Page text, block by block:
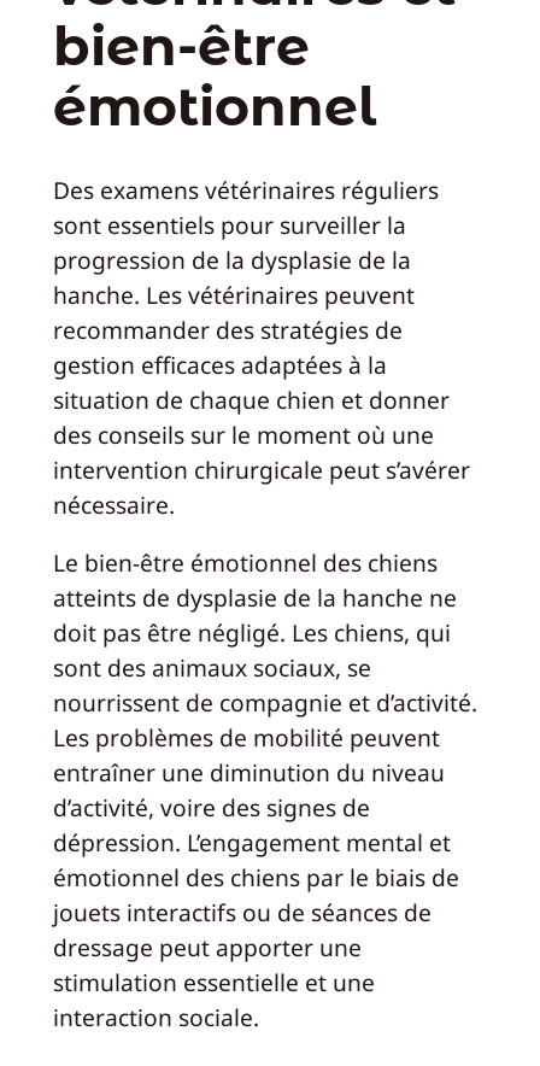
bien-être
émotionnel
Des examens vétérinaires réguliers
sont essentiels pour surveiller la
progression de la dysplasie de la
hanche. Les vétérinaires peuvent
recommander des stratégies de
gestion efficaces adaptées à la
situation de chaque chien et donner
des conseils sur le moment où une
intervention chirurgicale peut s’avérer
nécessaire.
Le bien-être émotionnel des chiens
atteints de dysplasie de la hanche ne
doit pas être négligé. Les chiens, qui
sont des animaux sociaux, se
nourrissent de compagnie et d’activité.
Les problèmes de mobilité peuvent
entraîner une diminution du niveau
d’activité, voire des signes de
dépression. L’engagement mental et
émotionnel des chiens par le biais de
jouets interactifs ou de séances de
dressage peut apporter une
stimulation essentielle et une
interaction sociale.